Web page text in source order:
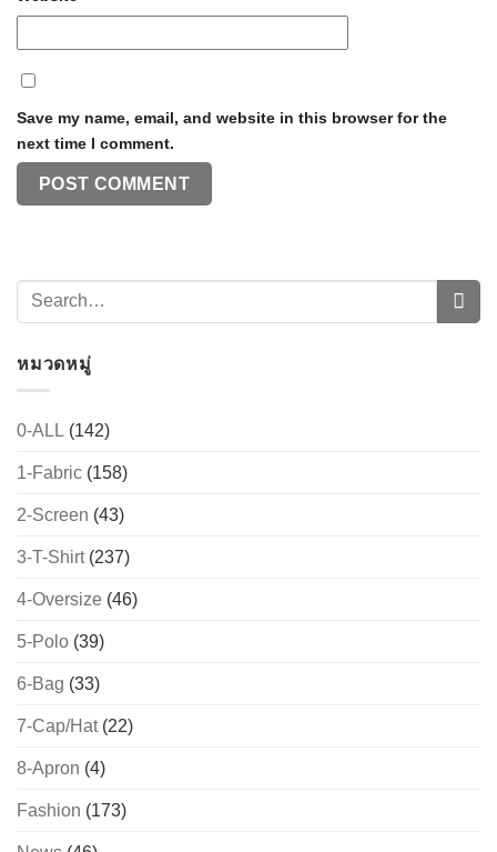
Save my name, email, and website in this browser for the
next time I comment.
หมวดหมู่
0-ALL (142)
1-Fabric (158)
2-Screen (43)
3-T-Shirt(237)
4-Oversize (46)
5-Polo (39)
6-Bag (33)
7-Cap/Hat(22)
8-Apron (4)
Fashion (173)